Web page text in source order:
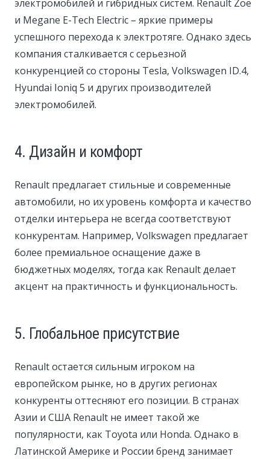
электромобилей и гибридных систем. Renault Zoe
и Megane E-Tech Electric – яркие примеры
успешного перехода к электротяге. Однако здесь
компания сталкивается с серьезной
конкуренцией со стороны Tesla, Volkswagen ID.4,
Hyundai Ioniq 5 и других производителей
электромобилей.
4. Дизайн и комфорт
Renault предлагает стильные и современные
автомобили, но их уровень комфорта и качество
отделки интерьера не всегда соответствуют
конкурентам. Например, Volkswagen предлагает
более премиальное оснащение даже в
бюджетных моделях, тогда как Renault делает
акцент на практичность и функциональность.
5. Глобальное присутствие
Renault остается сильным игроком на
европейском рынке, но в других регионах
конкуренты оттесняют его позиции. В странах
Азии и США Renault не имеет такой же
популярности, как Toyota или Honda. Однако в
Латинской Америке и России бренд занимает